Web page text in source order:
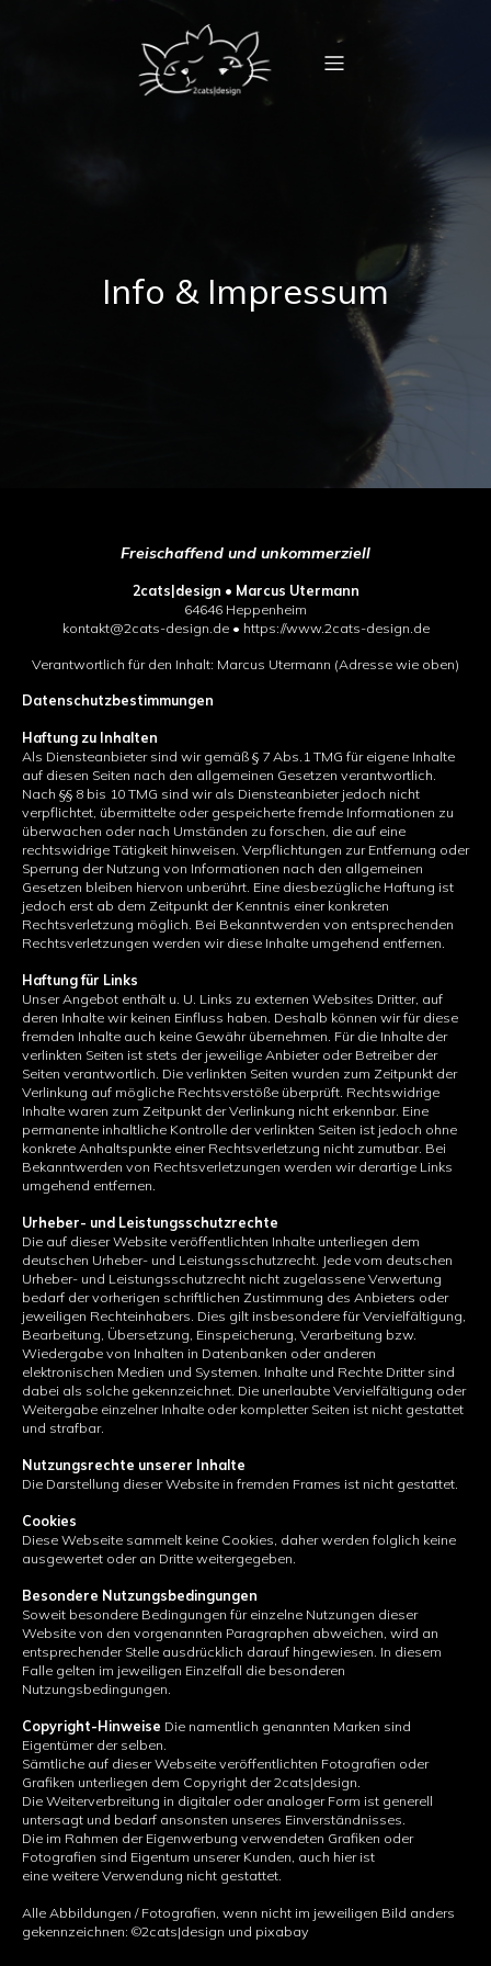
Info & Impressum
Freischaffend und unkommerziell
2cats|design • Marcus Utermann
64646 Heppenheim
kontakt@2cats-design.de • https://www.2cats-design.de
Verantwortlich für den Inhalt: Marcus Utermann (Adresse wie oben)
Datenschutzbestimmungen
Haftung zu Inhalten
Als Diensteanbieter sind wir gemäß § 7 Abs.1 TMG für eigene Inhalte
auf diesen Seiten nach den allgemeinen Gesetzen verantwortlich.
Nach §§ 8 bis 10 TMG sind wir als Diensteanbieter jedoch nicht
verpflichtet, übermittelte oder gespeicherte fremde Informationen zu
überwachen oder nach Umständen zu forschen, die auf eine
rechtswidrige Tätigkeit hinweisen. Verpflichtungen zur Entfernung oder
Sperrung der Nutzung von Informationen nach den allgemeinen
Gesetzen bleiben hiervon unberührt. Eine diesbezügliche Haftung ist
jedoch erst ab dem Zeitpunkt der Kenntnis einer konkreten
Rechtsverletzung möglich. Bei Bekanntwerden von entsprechenden
Rechtsverletzungen werden wir diese Inhalte umgehend entfernen.
Haftung für Links
Unser Angebot enthält u. U. Links zu externen Websites Dritter, auf
deren Inhalte wir keinen Einfluss haben. Deshalb können wir für diese
fremden Inhalte auch keine Gewähr übernehmen. Für die Inhalte der
verlinkten Seiten ist stets der jeweilige Anbieter oder Betreiber der
Seiten verantwortlich. Die verlinkten Seiten wurden zum Zeitpunkt der
Verlinkung auf mögliche Rechtsverstöße überprüft. Rechtswidrige
Inhalte waren zum Zeitpunkt der Verlinkung nicht erkennbar. Eine
permanente inhaltliche Kontrolle der verlinkten Seiten ist jedoch ohne
konkrete Anhaltspunkte einer Rechtsverletzung nicht zumutbar. Bei
Bekanntwerden von Rechtsverletzungen werden wir derartige Links
umgehend entfernen.
Urheber- und Leistungsschutzrechte
Die auf dieser Website veröffentlichten Inhalte unterliegen dem
deutschen Urheber- und Leistungsschutzrecht. Jede vom deutschen
Urheber- und Leistungsschutzrecht nicht zugelassene Verwertung
bedarf der vorherigen schriftlichen Zustimmung des Anbieters oder
jeweiligen Rechteinhabers. Dies gilt insbesondere für Vervielfältigung,
Bearbeitung, Übersetzung, Einspeicherung, Verarbeitung bzw.
Wiedergabe von Inhalten in Datenbanken oder anderen
elektronischen Medien und Systemen. Inhalte und Rechte Dritter sind
dabei als solche gekennzeichnet. Die unerlaubte Vervielfältigung oder
Weitergabe einzelner Inhalte oder kompletter Seiten ist nicht gestattet
und strafbar.
Nutzungsrechte unserer Inhalte
Die Darstellung dieser Website in fremden Frames ist nicht gestattet.
Cookies
Diese Webseite sammelt keine Cookies, daher werden folglich keine
ausgewertet oder an Dritte weitergegeben.
Besondere Nutzungsbedingungen
Soweit besondere Bedingungen für einzelne Nutzungen dieser
Website von den vorgenannten Paragraphen abweichen, wird an
entsprechender Stelle ausdrücklich darauf hingewiesen. In diesem
Falle gelten im jeweiligen Einzelfall die besonderen
Nutzungsbedingungen.
Copyright-Hinweise Die namentlich genannten Marken sind
Eigentümer der selben.
Sämtliche auf dieser Webseite veröffentlichten Fotografien oder
Grafiken unterliegen dem Copyright der 2cats|design.
Die Weiterverbreitung in digitaler oder analoger Form ist generell
untersagt und bedarf ansonsten unseres Einverständnisses.
Die im Rahmen der Eigenwerbung verwendeten Grafiken oder
Fotografien sind Eigentum unserer Kunden, auch hier ist
eine weitere Verwendung nicht gestattet.
Alle Abbildungen / Fotografien, wenn nicht im jeweiligen Bild anders
gekennzeichnen: ©2cats|design und pixabay